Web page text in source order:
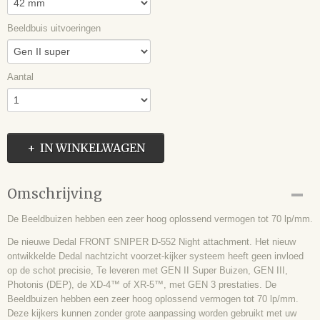
Beeldbuis uitvoeringen
Aantal
IN WINKELWAGEN
Omschrijving
De Beeldbuizen hebben een zeer hoog oplossend vermogen tot 70 lp/mm.
De nieuwe Dedal FRONT SNIPER D-552 Night attachment. Het nieuw
ontwikkelde Dedal nachtzicht voorzet-kijker systeem heeft geen invloed
op de schot precisie, Te leveren met GEN II Super Buizen, GEN III,
Photonis (DEP), de XD-4™ of XR-5™, met GEN 3 prestaties. De
Beeldbuizen hebben een zeer hoog oplossend vermogen tot 70 lp/mm.
Deze kijkers kunnen zonder grote aanpassing worden gebruikt met uw